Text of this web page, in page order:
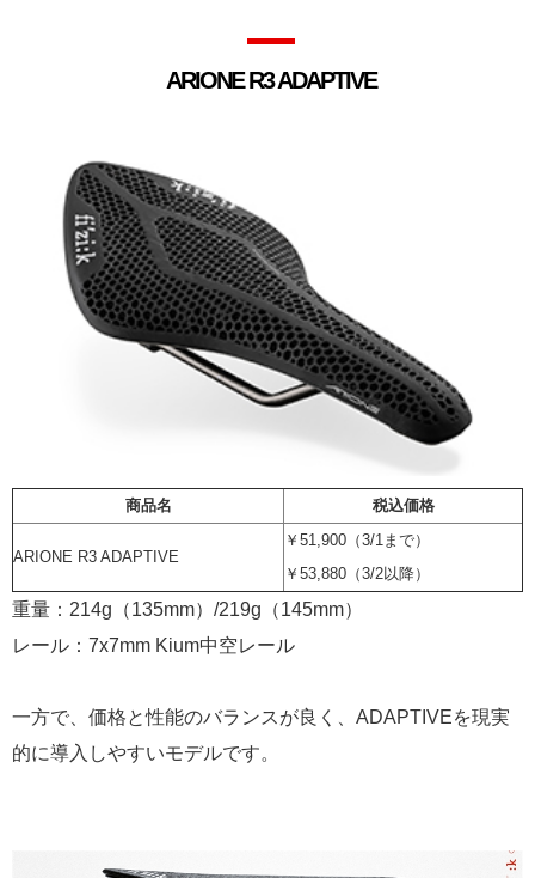
ARIONE R3 ADAPTIVE
商品名 税込価格
ARIONE R3 ADAPTIVE
￥51,900（3/1まで）
￥53,880（3/2以降）
重量：214g（135mm）/219g（145mm）
レール：7x7mm Kium中空レール
一方で、価格と性能のバランスが良く、ADAPTIVEを現実
的に導入しやすいモデルです。